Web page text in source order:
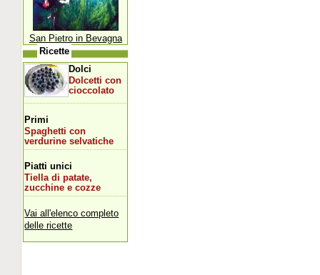
San Pietro in Bevagna
Ricette
Dolci
Dolcetti con
cioccolato
Primi
Spaghetti con
verdurine selvatiche
Piatti unici
Tiella di patate,
zucchine e cozze
Vai all'elenco completo
delle ricette